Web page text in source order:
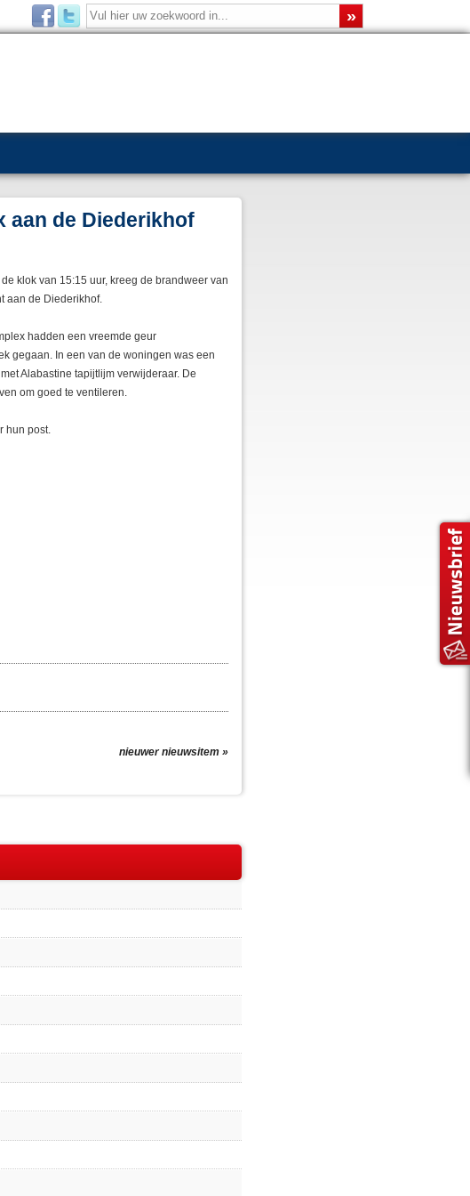
aan de Diederikhof
klok van 15:15 uur, kreeg de brandweer van
aan de Diederikhof.
hadden een vreemde geur
gegaan. In een van de woningen was een
Alabastine tapijtlijm verwijderaar. De
om goed te ventileren.
hun post.
nieuwer nieuwsitem »